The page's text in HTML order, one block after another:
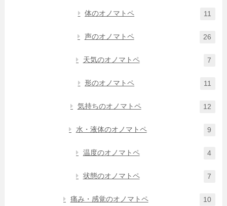
体のオノマトペ 11
声のオノマトペ 26
天気のオノマトペ 7
形のオノマトペ 11
気持ちのオノマトペ 12
水・液体のオノマトペ 9
温度のオノマトペ 4
状態のオノマトペ 7
痛み・感覚のオノマトペ 10